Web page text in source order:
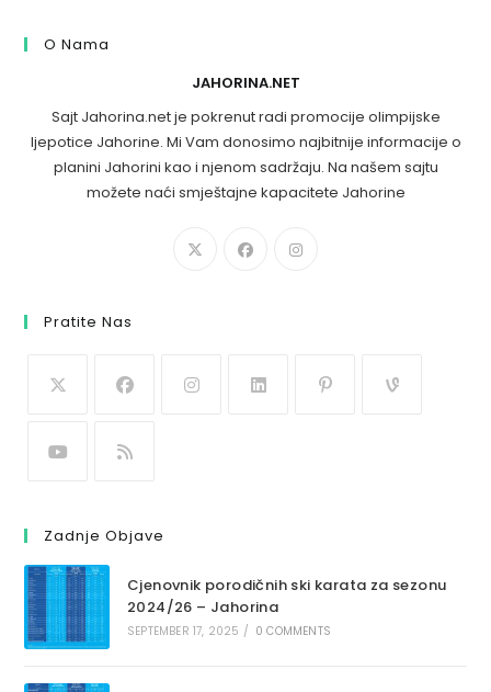
O Nama
JAHORINA.NET
Sajt Jahorina.net je pokrenut radi promocije olimpijske
ljepotice Jahorine. Mi Vam donosimo najbitnije informacije o
planini Jahorini kao i njenom sadržaju. Na našem sajtu
možete naći smještajne kapacitete Jahorine
Pratite Nas
Zadnje Objave
Cjenovnik porodičnih ski karata za sezonu
2024/26 – Jahorina
SEPTEMBER 17, 2025 / 0 COMMENTS